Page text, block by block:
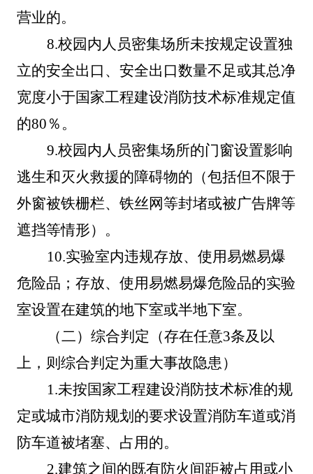
营业的。
8.校园内人员密集场所未按规定设置独
立的安全出口、安全出口数量不足或其总净
宽度小于国家工程建设消防技术标准规定值
的80％。
9.校园内人员密集场所的门窗设置影响
逃生和灭火救援的障碍物的（包括但不限于
外窗被铁栅栏、铁丝网等封堵或被广告牌等
遮挡等情形）。
10.实验室内违规存放、使用易燃易爆
危险品；存放、使用易燃易爆危险品的实验
室设置在建筑的地下室或半地下室。
（二）综合判定（存在任意3条及以
上，则综合判定为重大事故隐患）
1.未按国家工程建设消防技术标准的规
定或城市消防规划的要求设置消防车道或消
防车道被堵塞、占用的。
2.建筑之间的既有防火间距被占用或小